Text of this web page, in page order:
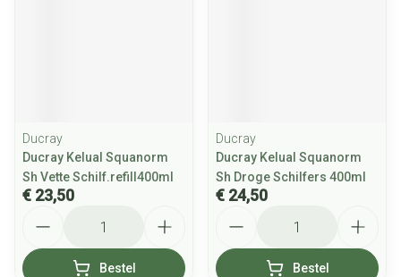
Ducray
Ducray Kelual Squanorm
Sh Vette Schilf.refill400ml
€ 23,50
Bestel
Ducray
Ducray Kelual Squanorm
Sh Droge Schilfers 400ml
€ 24,50
Bestel